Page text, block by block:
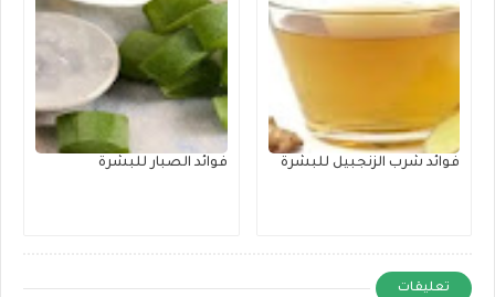
فوائد شرب الزنجبيل للبشرة فوائد الصبار للبشرة
تعليقات